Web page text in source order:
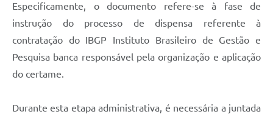
Especificamente, o documento refere-se à fase de
instrução do processo de dispensa referente à
contratação do IBGP Instituto Brasileiro de Gestão e
Pesquisa banca responsável pela organização e aplicação
do certame.
Durante esta etapa administrativa, é necessária a juntada